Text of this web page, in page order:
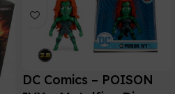
DC Comics – POISON